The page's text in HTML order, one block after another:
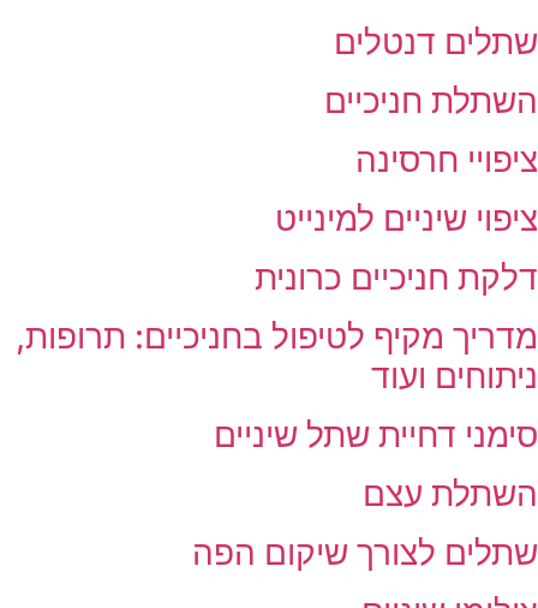
שתלים דנטלים
השתלת חניכיים
ציפויי חרסינה
ציפוי שיניים למינייט
דלקת חניכיים כרונית
מדריך מקיף לטיפול בחניכיים: תרופות,
ניתוחים ועוד
סימני דחיית שתל שיניים
השתלת עצם
שתלים לצורך שיקום הפה